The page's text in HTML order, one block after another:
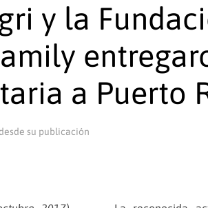
y la
a Puerto
su publicación